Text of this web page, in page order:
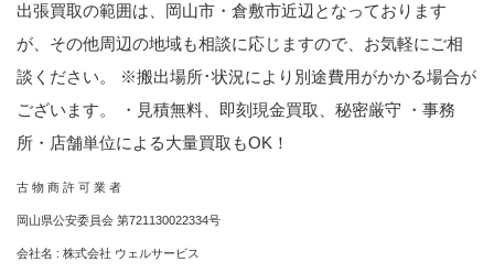
出張買取の範囲は、岡山市・倉敷市近辺となっております
が、その他周辺の地域も相談に応じますので、お気軽にご相
談ください。 ※搬出場所･状況により別途費用がかかる場合が
ございます。 ・見積無料、即刻現金買取、秘密厳守 ・事務
所・店舗単位による大量買取もOK！
古 物 商 許 可 業 者
岡山県公安委員会 第721130022334号
会社名 : 株式会社 ウェルサービス